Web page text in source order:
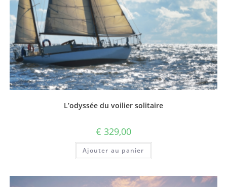
L’odyssée du voilier solitaire
€ 329,00
Ajouter au panier